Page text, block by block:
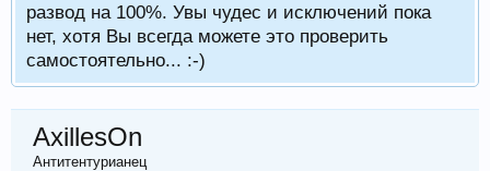
развод на 100%. Увы чудес и исключений пока
нет, хотя Вы всегда можете это проверить
самостоятельно... :-)
AxillesOn
Антитентурианец